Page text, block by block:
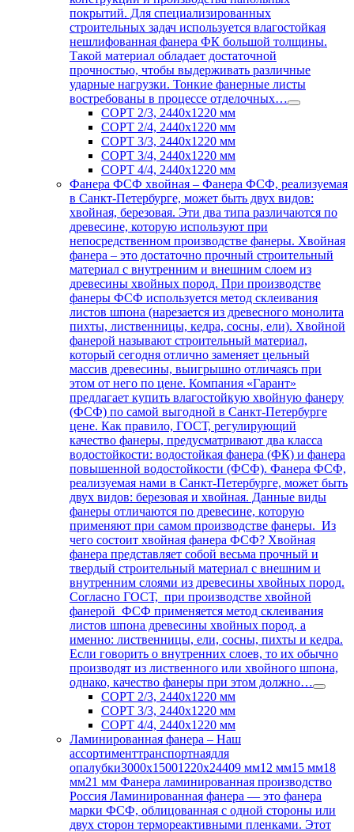
покрытий. Для специализированных
строительных задач используется влагостойкая
нешлифованная фанера ФК большой толщины.
Такой материал обладает достаточной
прочностью, чтобы выдерживать различные
ударные нагрузки. Тонкие фанерные листы
востребованы в процессе отделочных…
СОРТ 2/3, 2440х1220 мм
СОРТ 2/4, 2440х1220 мм
СОРТ 3/3, 2440х1220 мм
СОРТ 3/4, 2440х1220 мм
СОРТ 4/4, 2440х1220 мм
Фанера ФСФ хвойная – Фанера ФСФ, реализуемая
в Санкт-Петербурге, может быть двух видов:
хвойная, березовая. Эти два типа различаются по
древесине, которую используют при
непосредственном производстве фанеры. Хвойная
фанера – это достаточно прочный строительный
материал с внутренним и внешним слоем из
древесины хвойных пород. При производстве
фанеры ФСФ используется метод склеивания
листов шпона (нарезается из древесного монолита
пихты, лиственницы, кедра, сосны, ели). Хвойной
фанерой называют строительный материал,
который сегодня отлично заменяет цельный
массив древесины, выигрышно отличаясь при
этом от него по цене. Компания «Гарант»
предлагает купить влагостойкую хвойную фанеру
(ФСФ) по самой выгодной в Санкт-Петербурге
цене. Как правило, ГОСТ, регулирующий
качество фанеры, предусматривают два класса
водостойкости: водостойкая фанера (ФК) и фанера
повышенной водостойкости (ФСФ). Фанера ФСФ,
реализуемая нами в Санкт-Петербурге, может быть
двух видов: березовая и хвойная. Данные виды
фанеры отличаются по древесине, которую
применяют при самом производстве фанеры. Из
чего состоит хвойная фанера ФСФ? Хвойная
фанера представляет собой весьма прочный и
твердый строительный материал с внешним и
внутренним слоями из древесины хвойных пород.
Согласно ГОСТ, при производстве хвойной
фанерой ФСФ применяется метод склеивания
листов шпона древесины хвойных пород, а
именно: лиственницы, ели, сосны, пихты и кедра.
Если говорить о внутренних слоев, то их обычно
производят из лиственного или хвойного шпона,
однако, качество фанеры при этом должно…
СОРТ 2/3, 2440х1220 мм
СОРТ 3/3, 2440х1220 мм
СОРТ 4/4, 2440х1220 мм
Ламинированная фанера – Наш
ассортименттранспортнаядля
опалубки3000х15001220х24409 мм12 мм15 мм18
мм21 мм Фанера ламинированная производство
Россия Ламинированная фанера — это фанера
марки ФСФ, облицованная с одной стороны или
двух сторон термореактивными пленками. Этот